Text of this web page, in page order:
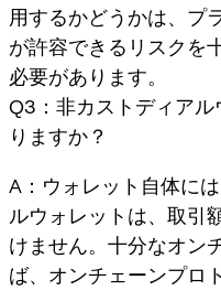
用するかどうかは、プ
が許容できるリスクを
必要があります。
Q3：非カストディア
りますか？
A：ウォレット自体に
ルウォレットは、取引
けません。十分なオン
ば、オンチェーンプロ